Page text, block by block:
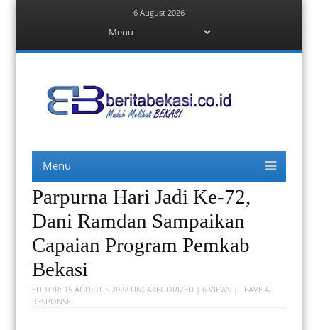
6 August 2026
content
Berita Bekasi
Menu
content
Parpurna Hari Jadi Ke-72,
Dani Ramdan Sampaikan
Capaian Program Pemkab
Bekasi
EDITOR: 15 AGUSTUS 2022 UNCATEGORIZED | 6 VIEWS | LEAVE A
RESPONSE